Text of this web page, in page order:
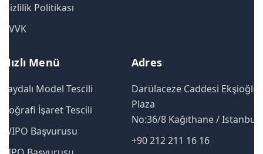
Gizlilik Politikası
KVVK
Hızlı Menü
Faydalı Model Tescili
Coğrafi İşaret Tescili
WIPO Başvurusu
Adres
Darülaceze Caddesi Ekşioğlu
Plaza
No:36/8 Kağıthane / Istanbul
+90 212 211 16 16